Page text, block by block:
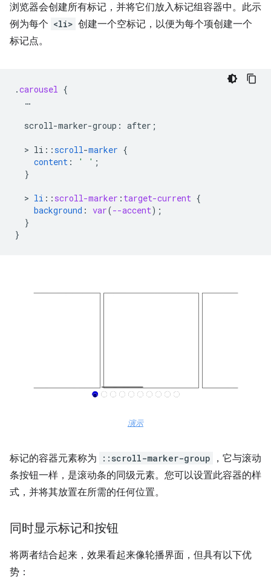
浏览器会创建所有标记，并将它们放入标记组容器中。此示
例为每个 <li> 创建一个空标记，以便为每个项创建一个
标记点。
.carousel {
…
scroll-marker-group : after ;
  >
li : :scroll-marker {
content : ' ' ;
}
  >
li :: scroll-marker : target-current {
background : var(--accent);
}
}
演示
标记的容器元素称为 ::scroll-marker-group
，它与滚动
条按钮一样，是滚动条的同级元素。您可以设置此容器的样
式，并将其放置在所需的任何位置。
同时显示标记和按钮
将两者结合起来，效果看起来像轮播界面，但具有以下优
势：